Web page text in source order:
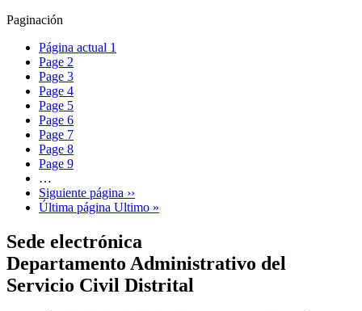
Paginación
Página actual 1
Page 2
Page 3
Page 4
Page 5
Page 6
Page 7
Page 8
Page 9
…
Siguiente página ››
Última página Ultimo »
Sede electrónica
Departamento Administrativo del
Servicio Civil Distrital